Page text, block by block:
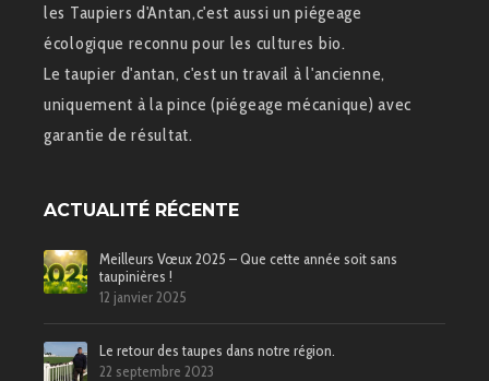
les Taupiers d'Antan,c'est aussi un piégeage
écologique reconnu pour les cultures bio.
Le taupier d'antan, c'est un travail à l'ancienne,
uniquement à la pince (piégeage mécanique) avec
garantie de résultat.
ACTUALITÉ RÉCENTE
Meilleurs Vœux 2025 – Que cette année soit sans
taupinières !
12 janvier 2025
Le retour des taupes dans notre région.
22 septembre 2023